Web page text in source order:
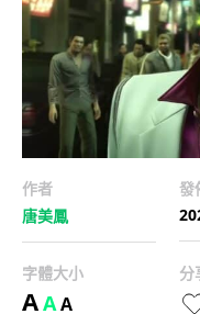
作者
唐美鳳
發
字體大小
AAA
分